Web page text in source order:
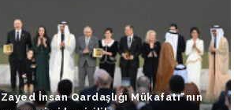
İnsan Qardaşlığı Mükafatı”nın